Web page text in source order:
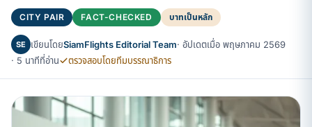
CITY PAIR FACT-CHECKED บาทเป็นหลัก
SE เขียนโดยSiamFlights Editorial Team· อัปเดตเมื่อ พฤษภาคม 2569
· 5 นาทีที่อ่าน
ตรวจสอบโดยทีมบรรณาธิการ